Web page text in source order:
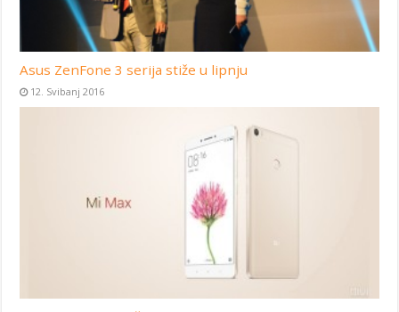
Asus ZenFone 3 serija stiže u lipnju
12. Svibanj 2016